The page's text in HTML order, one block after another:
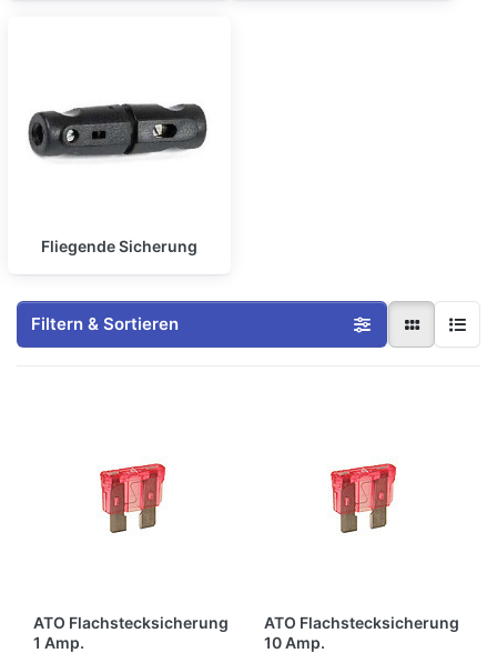
Fliegende Sicherung
Filtern & Sortieren
ATO Flachstecksicherung
1 Amp.
ATO Flachstecksicherung
10 Amp.